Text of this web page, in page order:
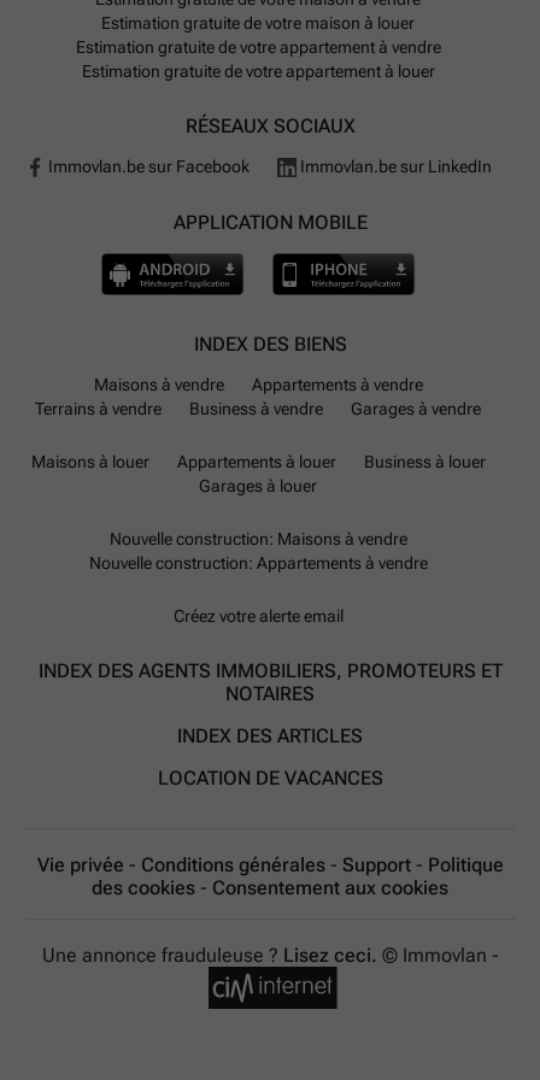
infrastructure en matière de transport public et routier.
L'accès rapide aux autoroutes A7/E19-E42 et A15/E42
facilite les déplacements vers les grandes villes
assure une mobilité fluide au sein de la commune. Par
ailleurs, pour répondre aux besoins actuels en
véhicules électriques sont installées dans la
garantissent un cadre éducatif complet pour les
familles souhaitant s'installer à Mons. Ces éléments
conjugués font des appartements à vendre un choix
accessibilité.
Estimation gratuite de votre maison à louer
Estimation gratuite de votre appartement à vendre
Estimation gratuite de votre appartement à louer
RÉSEAUX SOCIAUX
Immovlan.be sur Facebook Immovlan.be sur LinkedIn
APPLICATION MOBILE
INDEX DES BIENS
Maisons à vendre
Appartements à vendre
Terrains à vendre
Business à vendre Garages à vendre
Maisons à louer Appartements à louer
Business à louer
Garages à louer
Nouvelle construction: Maisons à vendre
Nouvelle construction: Appartements à vendre
Créez votre alerte email
INDEX DES AGENTS IMMOBILIERS, PROMOTEURS ET
NOTAIRES
INDEX DES ARTICLES
LOCATION DE VACANCES
Vie privée - Conditions générales - Support - Politique
des cookies - Consentement aux cookies
Une annonce frauduleuse ? Lisez ceci. © Immovlan -